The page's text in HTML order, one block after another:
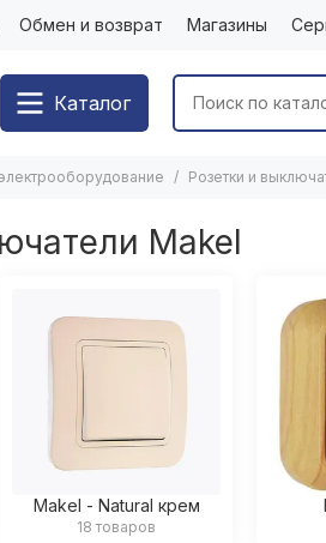
Обмен и возврат Магазины
Каталог
Розетки и
Makel
Makel - Natural крем
18 товаров